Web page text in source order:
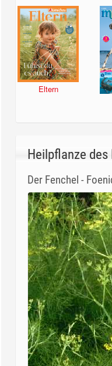
Eltern
Heilpflanze
Der Fenchel -